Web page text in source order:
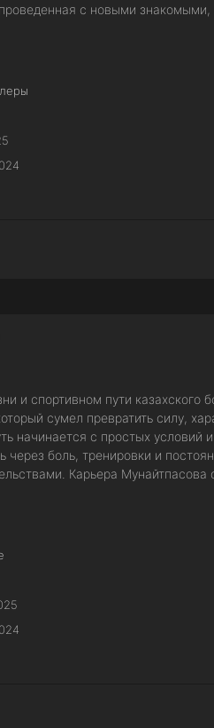
с новыми знакомыми,
и спортивном пути казахского
сумел превратить силу,
начинается с простых условий
боль, тренировки и
Карьера Мунайтпасова